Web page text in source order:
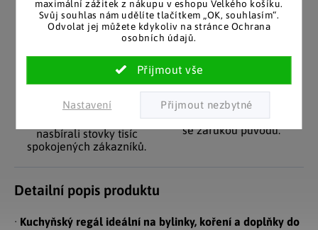
maximální zážitek z nákupu v eshopu Velkého košíku.
Svůj souhlas nám udělíte tlačítkem „OK, souhlasím“.
Odvolat jej můžete kdykoliv na stránce Ochrana
osobních údajů.
Nastavení
posíláme papírový katalog
do schránky.
Pozitivní ohlasy
zákazníků
Za desítky let na trhu jsme
nasbírali stovky tisíc
spokojených zákazníků.
EU distribuce
Z českých skladů pro české
zákazníky. Značkové zboží
se zárukou původu.
Detailní popis produktu
· Kuchyňský regál ideální na bylinky, koření a doplňky do